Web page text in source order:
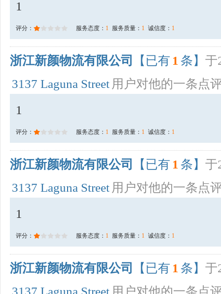
1
评分： 服务态度： 1 服务质量： 1 诚信度： 1
浙江新颜物流有限公司 【已有 1 条】 于
3137 Laguna Street 用户对他的一条点
1
评分： 服务态度： 1 服务质量： 1 诚信度： 1
浙江新颜物流有限公司 【已有 1 条】 于
3137 Laguna Street 用户对他的一条点
1
评分： 服务态度： 1 服务质量： 1 诚信度： 1
浙江新颜物流有限公司 【已有 1 条】 于
3137 Laguna Street 用户对他的一条点